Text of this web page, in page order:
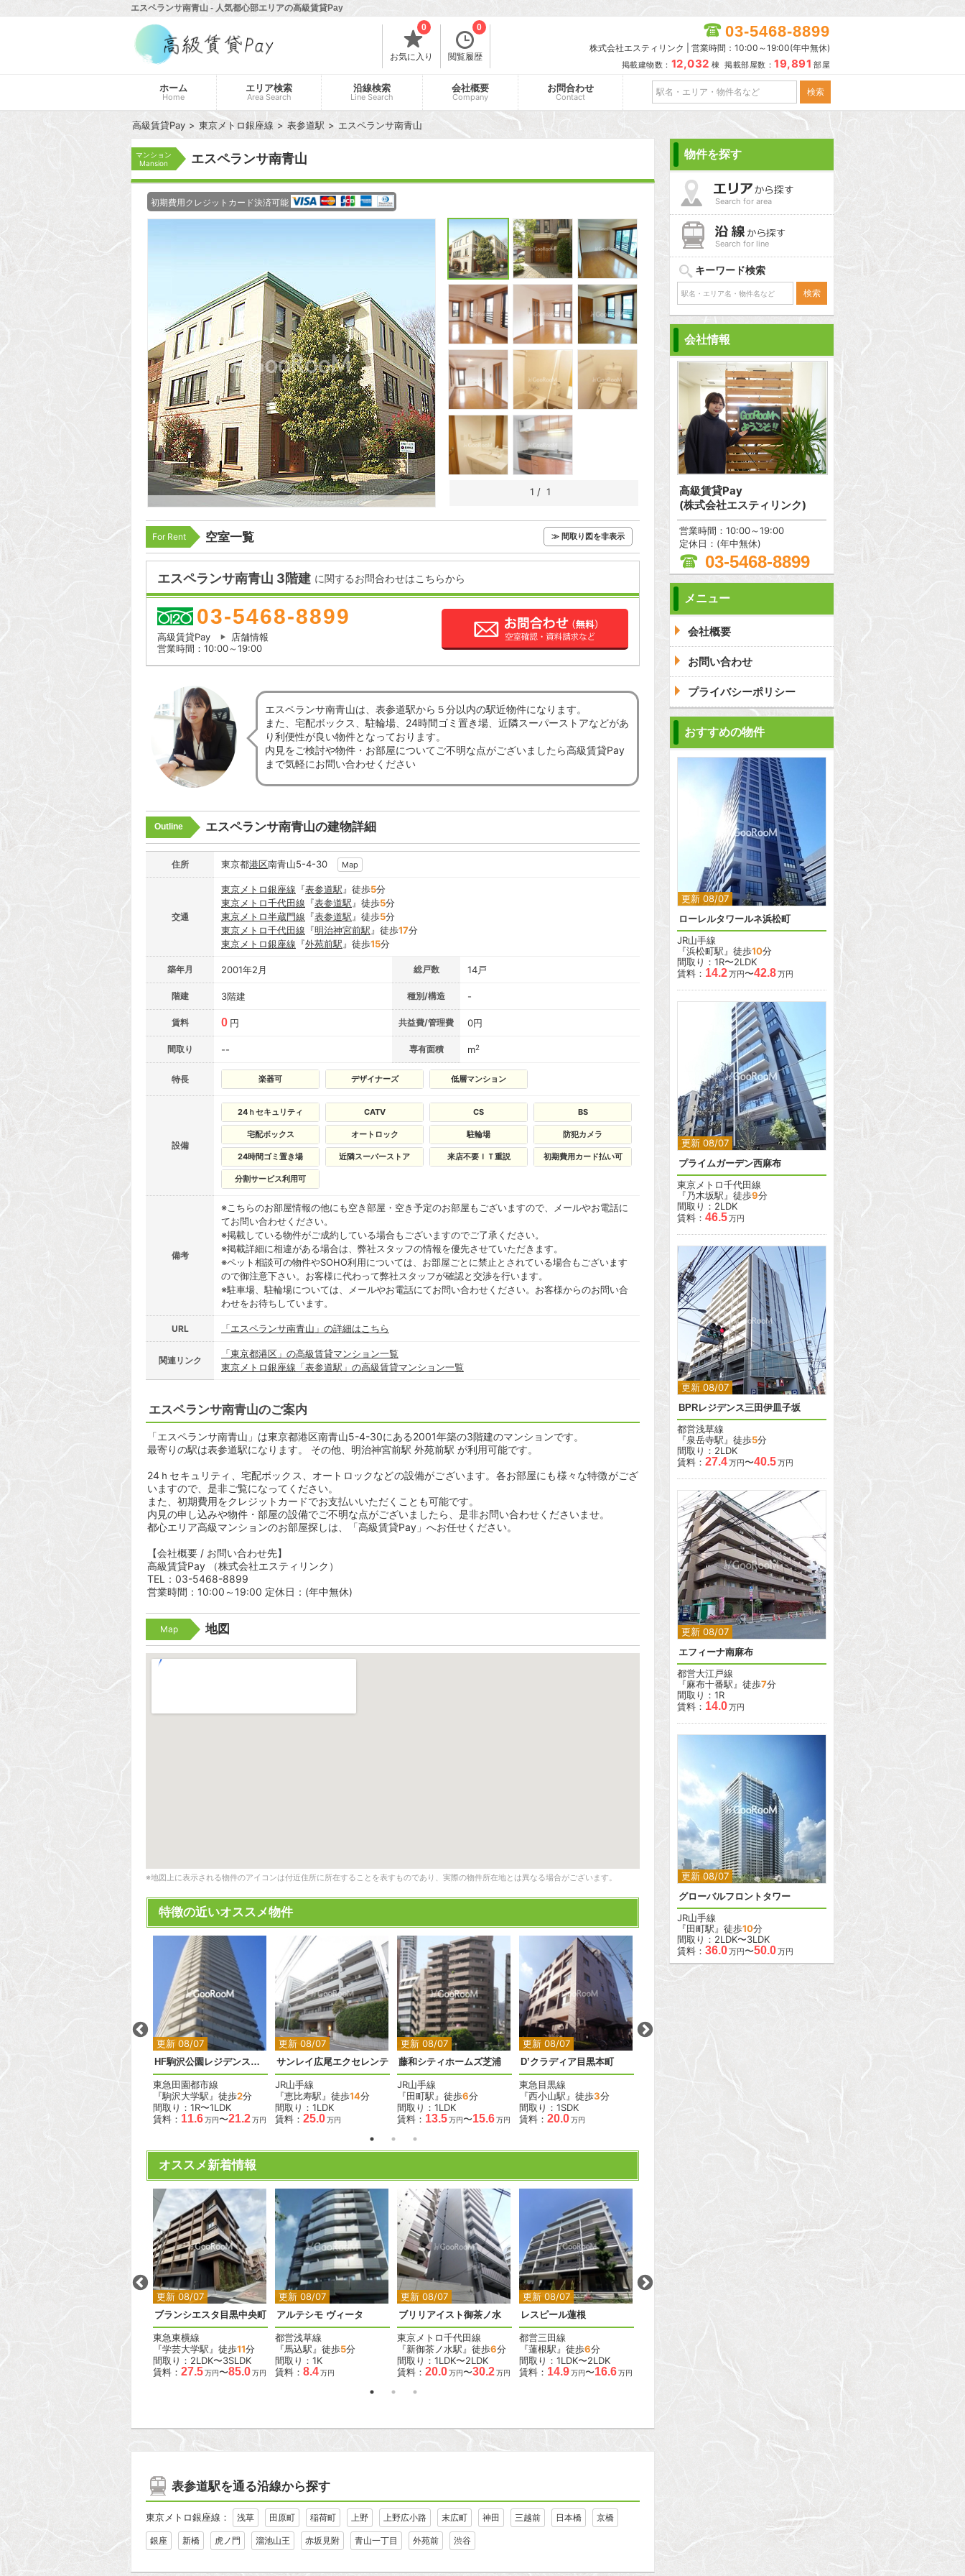
エスペランサ南青山 - 人気都心部エリアの高級賃貸Pay
お気に入り
0
閲覧履歴
0 03-5468-8899
株式会社エスティリンク | 営業時間：10:00～19:00(年中無休)
掲載建物数： 12,032 棟 掲載部屋数： 19,891 部屋
ホーム
Home
エリア検索
Area Search
沿線検索
Line Search
会社概要
Company
お問合わせ
Contact
高級賃貸Pay 東京メトロ銀座線 表参道駅 エスペランサ南青山
マンション
Mansion
エスペランサ南青山
初期費用クレジットカード決済可能
1 / 1
For Rent 空室一覧 ≫ 間取り図を非表示
エスペランサ南青山 3階建 に関するお問合わせはこちらから
03-5468-8899
高級賃貸Pay
店舗情報
営業時間：10:00～19:00
エスペランサ南青山は、表参道駅から５分以内の駅近物件になります。
また、宅配ボックス、駐輪場、24時間ゴミ置き場、近隣スーパーストアなどがあ
り利便性が良い物件となっております。
内見をご検討や物件・お部屋についてご不明な点がございましたら高級賃貸Pay
まで気軽にお問い合わせください
Outline エスペランサ南青山の建物詳細
住所 東京都港区南青山5-4-30 Map
交通
東京メトロ銀座線 『表参道駅 』徒歩5分
東京メトロ千代田線 『表参道駅 』徒歩5分
東京メトロ半蔵門線 『表参道駅 』徒歩5分
東京メトロ千代田線 『明治神宮前駅 』徒歩17分
東京メトロ銀座線 『外苑前駅 』徒歩15分
築年月 2001年2月 総戸数 14戸
階建 3階建 種別/構造 -
賃料 0 円 共益費/管理費 0円
間取り -- 専有面積 m2
特長 楽器可 デザイナーズ 低層マンション
設備
24ｈセキュリティ CATV CS BS
宅配ボックス オートロック 駐輪場 防犯カメラ
24時間ゴミ置き場 近隣スーパーストア 来店不要ＩＴ重説 初期費用カード払い可
分割サービス利用可
備考
※こちらのお部屋情報の他にも空き部屋・空き予定のお部屋もございますので、メールやお電話に
てお問い合わせください。
※掲載している物件がご成約している場合もございますのでご了承ください。
※掲載詳細に相違がある場合は、弊社スタッフの情報を優先させていただきます。
※ペット相談可の物件やSOHO利用については、お部屋ごとに禁止とされている場合もございます
ので御注意下さい。お客様に代わって弊社スタッフが確認と交渉を行います。
※駐車場、駐輪場については、メールやお電話にてお問い合わせください。お客様からのお問い合
わせをお待ちしています。
URL 「エスペランサ南青山」の詳細はこちら
関連リンク
「東京都港区」の高級賃貸マンション一覧
東京メトロ銀座線「表参道駅」の高級賃貸マンション一覧
エスペランサ南青山のご案内
「エスペランサ南青山」は東京都港区南青山5-4-30にある2001年築の3階建のマンションです。
最寄りの駅は表参道駅になります。 その他、明治神宮前駅 外苑前駅 が利用可能です。
24ｈセキュリティ、宅配ボックス、オートロックなどの設備がございます。各お部屋にも様々な特徴がござ
いますので、是非ご覧になってください。
また、初期費用をクレジットカードでお支払いいただくことも可能です。
内見の申し込みや物件・部屋の設備でご不明な点がございましたら、是非お問い合わせくださいませ。
都心エリア高級マンションのお部屋探しは、「高級賃貸Pay」へお任せください。
【会社概要 / お問い合わせ先】
高級賃貸Pay （株式会社エスティリンク）
TEL：03-5468-8899
営業時間：10:00～19:00 定休日：(年中無休)
Map 地図
※地図上に表示される物件のアイコンは付近住所に所在することを表すものであり、実際の物件所在地とは異なる場合がございます。
特徴の近いオススメ物件
更新 08/07
2
HF駒沢公園レジデンスタワー
東急田園都市線
『駒沢大学駅』徒歩2分
間取り：1R〜1LDK
賃料： 11.6万円〜21.2万円
更新 08/07
2
サンレイ広尾エクセレンテ
JR山手線
『恵比寿駅』徒歩14分
間取り：1LDK
賃料： 25.0万円
更新 08/07
2
藤和シティホームズ芝浦
JR山手線
『田町駅』徒歩6分
間取り：1LDK
賃料： 13.5万円〜15.6万円
更新 08/07
2
D’クラディア目黒本町
東急目黒線
『西小山駅』徒歩3分
間取り：1SDK
賃料： 20.0万円
8
賃料：
オススメ新着情報
2
更新 08/07
2
ブランシエスタ目黒中央町
東急東横線
『学芸大学駅』徒歩11分
間取り：2LDK〜3SLDK
賃料： 27.5万円〜85.0万円
更新 08/07
2
アルテシモ ヴィータ
都営浅草線
『馬込駅』徒歩5分
間取り：1K
賃料： 8.4万円
更新 08/07
2
ブリリアイスト御茶ノ水
東京メトロ千代田線
『新御茶ノ水駅』徒歩6分
間取り：1LDK〜2LDK
賃料： 20.0万円〜30.2万円
更新 08/07
2 2
レスピール蓮根
都営三田線
『蓮根駅』徒歩6分
間取り：1LDK〜2LDK
賃料： 14.9万円〜16.6万円 19.0
表参道駅を通る沿線から探す
東京メトロ銀座線： 浅草 田原町 稲荷町 上野 上野広小路 末広町 神田 三越前 日本橋 京橋
銀座 新橋 虎ノ門 溜池山王 赤坂見附 青山一丁目 外苑前 渋谷
物件を探す
Search for area
Search for line
キーワード検索
会社情報
高級賃貸Pay
(株式会社エスティリンク)
営業時間：10:00～19:00
定休日：(年中無休)
03-5468-8899
メニュー
会社概要
お問い合わせ
プライバシーポリシー
おすすめの物件
更新 08/07
2 2
ローレルタワールネ浜松町
JR山手線
『浜松町駅』徒歩10分
間取り：1R〜2LDK
賃料： 14.2万円〜42.8万円
更新 08/07
2
プライムガーデン西麻布
東京メトロ千代田線
『乃木坂駅』徒歩9分
間取り：2LDK
賃料： 46.5万円
更新 08/07
2 2
BPRレジデンス三田伊皿子坂
都営浅草線
『泉岳寺駅』徒歩5分
間取り：2LDK
賃料： 27.4万円〜40.5万円
更新 08/07
2
エフィーナ南麻布
都営大江戸線
『麻布十番駅』徒歩7分
間取り：1R
賃料： 14.0万円
更新 08/07
2
グローバルフロントタワー
JR山手線
『田町駅』徒歩10分
間取り：2LDK〜3LDK
賃料： 36.0万円〜50.0万円